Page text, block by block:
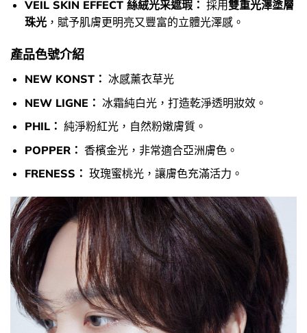
VEIL SKIN EFFECT 絲絨光采遮瑕： 採用雙重光澤塗層
珠光，賦予肌膚更明亮又豐富的立體光澤感。
產品色號介紹
NEW KONST： 冰感薰衣草光
NEW LIGNE： 冰霜純白光，打造乾淨透明妝效。
PHIL： 純淨粉紅光，自然粉嫩膚質。
POPPER： 香檳金光，非常適合亞洲膚色。
FRENESS： 玫瑰蜜桃光，讓膚色充滿活力。